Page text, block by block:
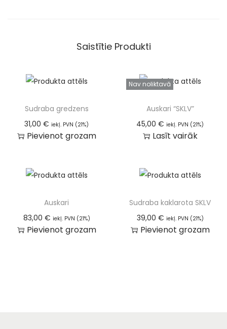
Saistītie Produkti
Sudraba gredzens
31,00€ iekļ. PVN (21%)
Pievienot grozam
Nav noliktavā
Auskari “SKLV”
45,00€ iekļ. PVN (21%)
Lasīt vairāk
Auskari
83,00 € iekļ. PVN (21%)
Pievienot grozam
Sudraba kaklarota SKLV
39,00 € iekļ. PVN (21%)
Pievienot grozam